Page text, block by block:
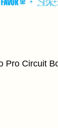
Circuit